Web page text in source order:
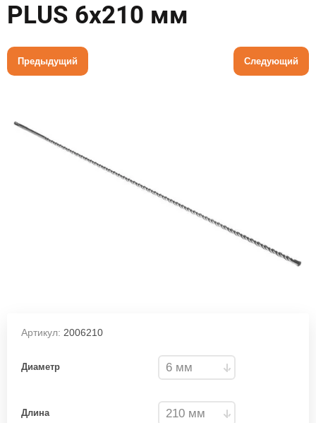
PLUS 6х210 мм
Предыдущий Следующий
Артикул: 2006210
Диаметр
Длина